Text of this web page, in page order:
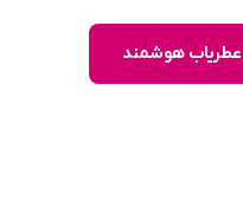
عطریاب هوشمند